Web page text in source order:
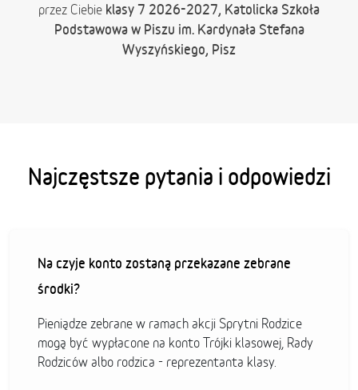
przez Ciebie klasy 7 2026-2027, Katolicka Szkoła
Podstawowa w Piszu im. Kardynała Stefana
Wyszyńskiego, Pisz
Najczęstsze pytania i odpowiedzi
Na czyje konto zostaną przekazane zebrane
środki?
Pieniądze zebrane w ramach akcji Sprytni Rodzice
mogą być wypłacone na konto Trójki klasowej, Rady
Rodziców albo rodzica - reprezentanta klasy.